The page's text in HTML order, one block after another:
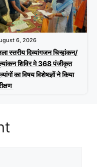
6, 2026
स्तरीय दिव्यांगजन चिन्हांकन/
शिविर मे 368 पंजीकृत
का विषय विशेषज्ञों ने किया